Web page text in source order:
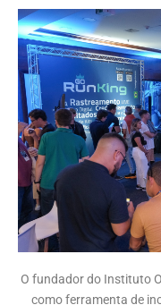
O fundador do Instituto
como ferramenta de